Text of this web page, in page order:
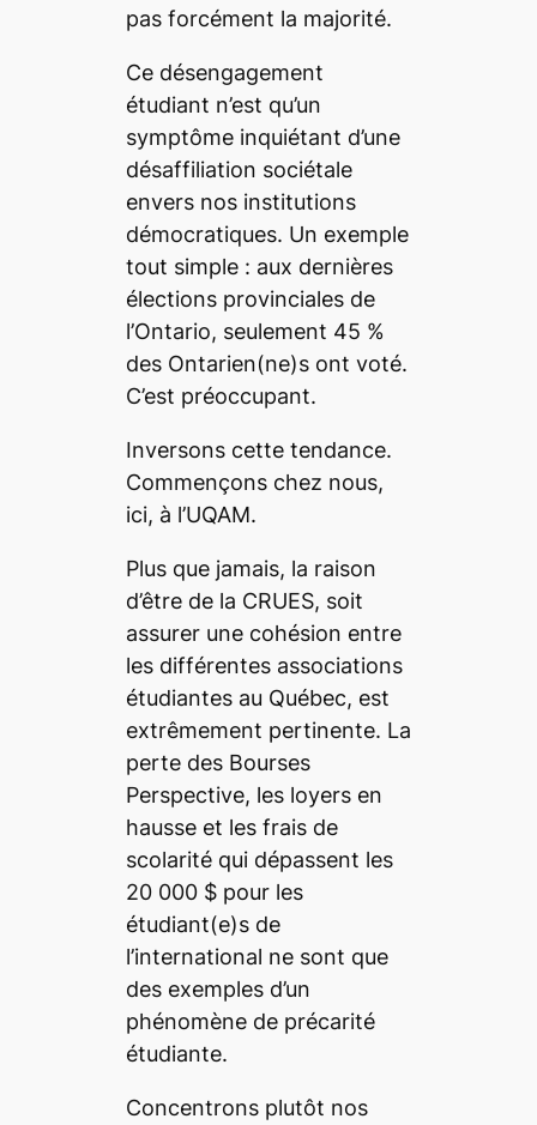
pas forcément la majorité.
Ce désengagement
étudiant n’est qu’un
symptôme inquiétant d’une
désaffiliation sociétale
envers nos institutions
démocratiques. Un exemple
tout simple : aux dernières
élections provinciales de
l’Ontario, seulement 45 %
des Ontarien(ne)s ont voté.
C’est préoccupant.
Inversons cette tendance.
Commençons chez nous,
ici, à l’UQAM.
Plus que jamais, la raison
d’être de la CRUES, soit
assurer une cohésion entre
les différentes associations
étudiantes au Québec, est
extrêmement pertinente. La
perte des Bourses
Perspective, les loyers en
hausse et les frais de
scolarité qui dépassent les
20 000 $ pour les
étudiant(e)s de
l’international ne sont que
des exemples d’un
phénomène de précarité
étudiante.
Concentrons plutôt nos